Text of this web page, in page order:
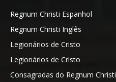
Regnum Christi Espanhol
Regnum Christi Inglês
Legionários de Cristo
Legionários de Cristo
Consagradas do Regnum Christi